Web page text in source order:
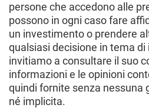
persone che accedono alle
possono in ogni caso fare
un investimento o prendere
qualsiasi decisione in tema
invitiamo a consultare il suo
informazioni e le opinioni
quindi fornite senza nessuna
né implicita.